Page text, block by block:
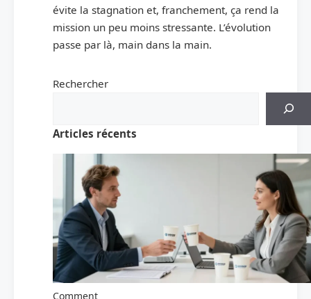
évite la stagnation et, franchement, ça rend la
mission un peu moins stressante. L’évolution
passe par là, main dans la main.
Rechercher
Articles récents
Comment